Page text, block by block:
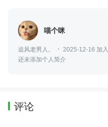
喵个咪
追风老男人。
2025-12-16 加入
还未添加个人简介
评论